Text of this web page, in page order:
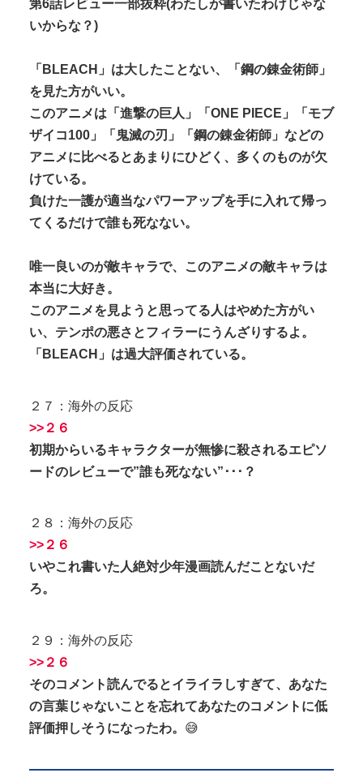
第6話レビュー一部抜粋(わたしが書いたわけじゃな
いからな？)
「BLEACH」は大したことない、「鋼の錬金術師」
を見た方がいい。
このアニメは「進撃の巨人」「ONE PIECE」「モブ
ザイコ100」「鬼滅の刃」「鋼の錬金術師」などの
アニメに比べるとあまりにひどく、多くのものが欠
けている。
負けた一護が適当なパワーアップを手に入れて帰っ
てくるだけで誰も死なない。
唯一良いのが敵キャラで、このアニメの敵キャラは
本当に大好き。
このアニメを見ようと思ってる人はやめた方がい
い、テンポの悪さとフィラーにうんざりするよ。
「BLEACH」は過大評価されている。
２７：海外の反応
>>２６
初期からいるキャラクターが無惨に殺されるエピソ
ードのレビューで”誰も死なない”･･･？
２８：海外の反応
>>２６
いやこれ書いた人絶対少年漫画読んだことないだ
ろ。
２９：海外の反応
>>２６
そのコメント読んでるとイライラしすぎて、あなた
の言葉じゃないことを忘れてあなたのコメントに低
評価押しそうになったわ。 😅